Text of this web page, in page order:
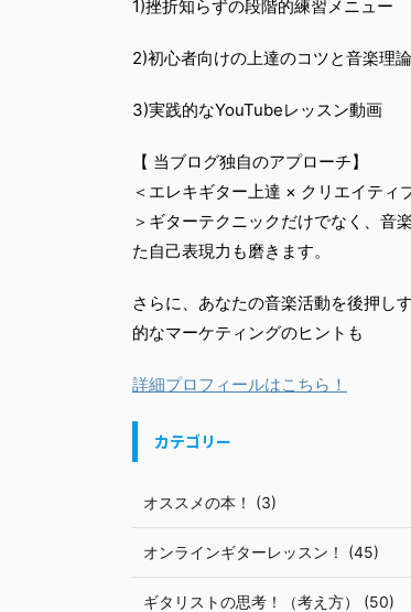
1)挫折知らずの段階的練習メニュー
2)初心者向けの上達のコツと音楽理論
3)実践的なYouTubeレッスン動画
【 当ブログ独自のアプローチ】
＜エレキギター上達 × クリエイティ
＞ギターテクニックだけでなく、音
た自己表現力も磨きます。
さらに、あなたの音楽活動を後押し
的なマーケティングのヒントも
詳細プロフィールはこちら！
カテゴリー
オススメの本！ (3)
オンラインギターレッスン！ (45)
ギタリストの思考！（考え方） (50)